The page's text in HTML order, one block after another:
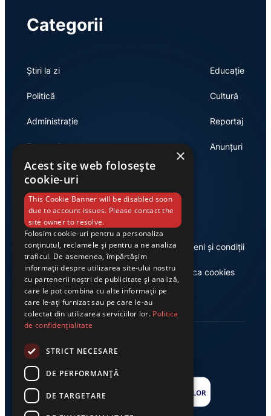
Categorii
Știri la zi
Politică
Administrație
Economie
Educație
Cultură
Reportaj
Anunțuri
Link-uri utile
Despre noi
Casa de editură Exclusiv
Termeni și condiții
Politica cookies
×
Acest site web folosește
cookie-uri
This Cookie Banner will be disabled soon
due to account issues. Please contact the
site owner to resolve.
Folosim cookie-uri pentru a personaliza
conținutul, reclamele și pentru a ne analiza
traficul. De asemenea, împărtășim
informații despre utilizarea site-ului nostru
cu partenerii noștri de publicitate și analiză,
care le pot combina cu alte informații pe
care le-ați furnizat sau pe care le-au
colectat din utilizarea serviciilor lor. Politica
de confidențialitate
STRICT NECESARE
DE PERFORMANȚĂ
DE TARGETARE